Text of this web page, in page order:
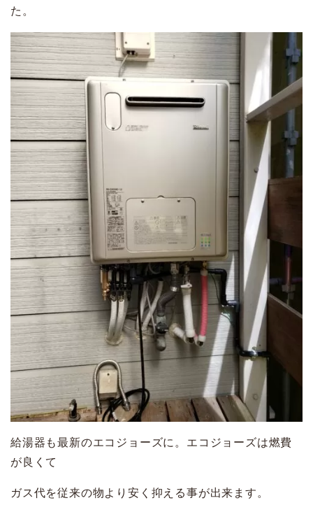
た。
給湯器も最新のエコジョーズに。エコジョーズは燃費
が良くて
ガス代を従来の物より安く抑える事が出来ます。